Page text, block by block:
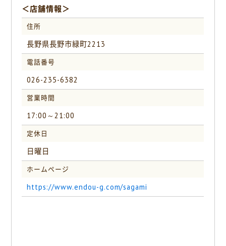
＜店舗情報＞
住所
長野県長野市緑町2213
電話番号
026-235-6382
営業時間
17:00～21:00
定休日
日曜日
ホームページ
https://www.endou-g.com/sagami